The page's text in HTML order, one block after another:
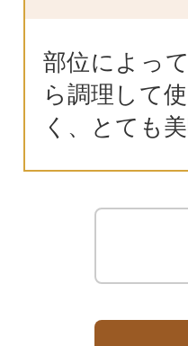
部位によっ
ら調理して
く、とても